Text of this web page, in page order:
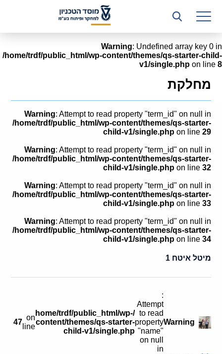
רשות המחקר
היחידה העסקית (T3)
קשרי תעשייה
ביה”ס ללימודי המשך
המכון הישראלי לטכנולוגיות ייצור חומרים
משאבי אנוש
כספים וכלכלה
המחלקה המשפטית
מחלקת תפעול
קולות קוראים
English
Warning: Undefined array key 0 in
/home/trdf/public_html/wp-content/themes/qs-starter-child-
v1/single.php on line 8
מחלקת
Warning: Attempt to read property "term_id" on null in
/home/trdf/public_html/wp-content/themes/qs-starter-
child-v1/single.phpon line 29
Warning: Attempt to read property "term_id" on null in
/home/trdf/public_html/wp-content/themes/qs-starter-
child-v1/single.phpon line 32
Warning: Attempt to read property "term_id" on null in
/home/trdf/public_html/wp-content/themes/qs-starter-
child-v1/single.phpon line 33
Warning: Attempt to read property "term_id" on null in
/home/trdf/public_html/wp-content/themes/qs-starter-
child-v1/single.phpon line 34
מיטל איטח 1
Warning
:
Attempt
to read
property
"name"
on null
in
/home/trdf/public_html/wp-
content/themes/qs-starter-
child-v1/single.php
on
line
47